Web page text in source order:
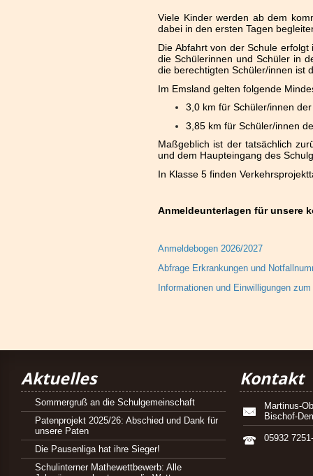
Viele Kinder werden ab dem
dabei in den ersten Tagen
Die Abfahrt von der Schule
die Schülerinnen und Schüler in
die berechtigten Schüler/innen ist
Im Emsland gelten folgende
3,0 km für Schüler/innen
3,85 km für Schüler/innen
Maßgeblich ist der tatsächlich
und dem Haupteingang des
In Klasse 5 finden
Anmeldeunterlagen für unsere
Anmeldebogen 2026/2027
Abfrage Erkrankungen und
Informationen und Einwilligungen
Aktuelles
Sommergruß an die Schulgemeinschaft
Patenprojekt 2025/26: Abschied und Dank für
unsere Paten
Die Pausenliga hat ihre Sieger!
Schulinterner Mathewettbewerb: Alle
Kontakt
Martinus-
Bischof-
05932